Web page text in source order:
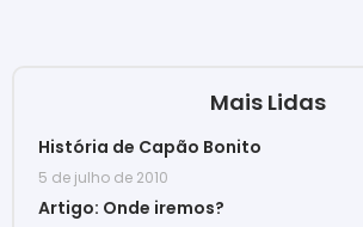
Mais Lidas
História de Capão Bonito
5 de julho de 2010
Artigo: Onde iremos?